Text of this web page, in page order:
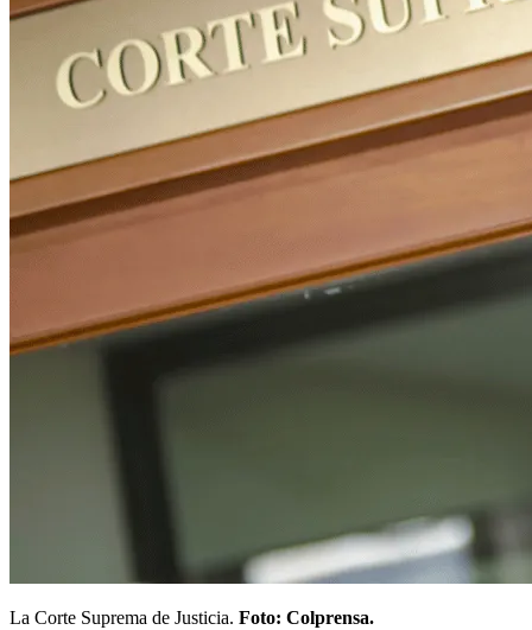
La Corte Suprema de Justicia. Foto: Colprensa.